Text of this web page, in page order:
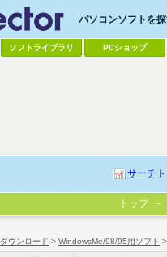
ダウンロード > WindowsMe/98/95用ソフト >
パソコンソフトを
ソフトライブラリ PCショップ
サーチト
トップ